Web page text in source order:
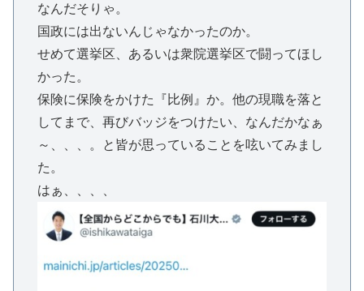
なんだそりゃ。
国政には出ないんじゃなかったのか。
せめて選挙区、あるいは衆院選挙区で闘ってほし
かった。
保険に保険をかけた『比例』か。他の現職を落と
してまで、再びバッジをつけたい、なんだかなぁ
～、、、。と皆が思っていることを呟いてみまし
た。
はぁ、、、、